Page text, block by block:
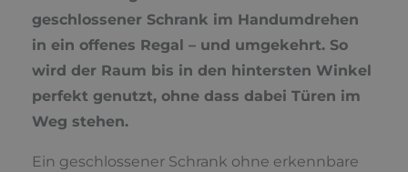
geschlossener Schrank im Handumdrehen
in ein offenes Regal – und umgekehrt. So
wird der Raum bis in den hintersten Winkel
perfekt genutzt, ohne dass dabei Türen im
Weg stehen.
Ein geschlossener Schrank ohne erkennbare